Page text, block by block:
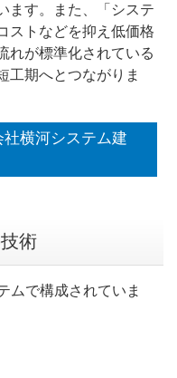
ます。また、「システ
ストなどを抑え低価格
れが標準化されている
工期へとつながりま
横河システム建
術
ムで構成されていま